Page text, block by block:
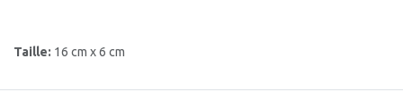
Taille: 16 cm x 6 cm